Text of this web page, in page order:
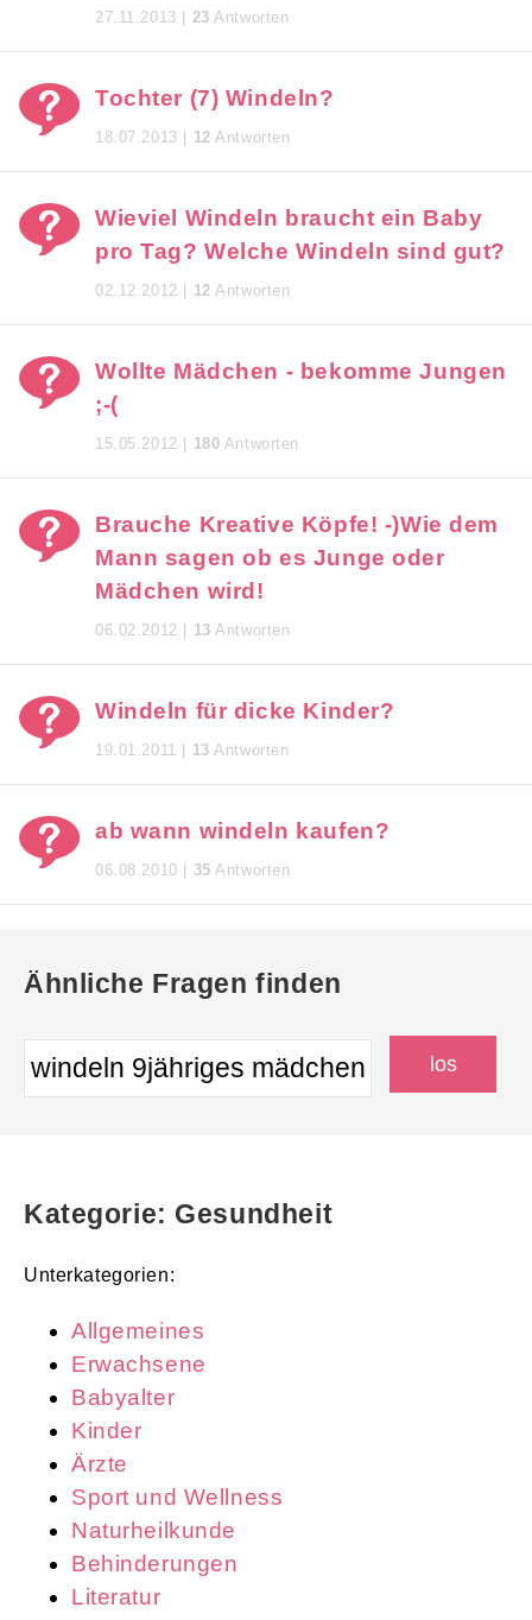
27.11.2013 | 23 Antworten
Tochter (7) Windeln?
18.07.2013 | 12 Antworten
Wieviel Windeln braucht ein Baby
pro Tag? Welche Windeln sind gut?
02.12.2012 | 12 Antworten
Wollte Mädchen - bekomme Jungen
;-(
15.05.2012 | 180 Antworten
Brauche Kreative Köpfe! -)Wie dem
Mann sagen ob es Junge oder
Mädchen wird!
06.02.2012 | 13 Antworten
Windeln für dicke Kinder?
19.01.2011 | 13 Antworten
ab wann windeln kaufen?
06.08.2010 | 35 Antworten
Ähnliche Fragen finden
Kategorie: Gesundheit
Unterkategorien:
Allgemeines
Erwachsene
Babyalter
Kinder
Ärzte
Sport und Wellness
Naturheilkunde
Behinderungen
Literatur